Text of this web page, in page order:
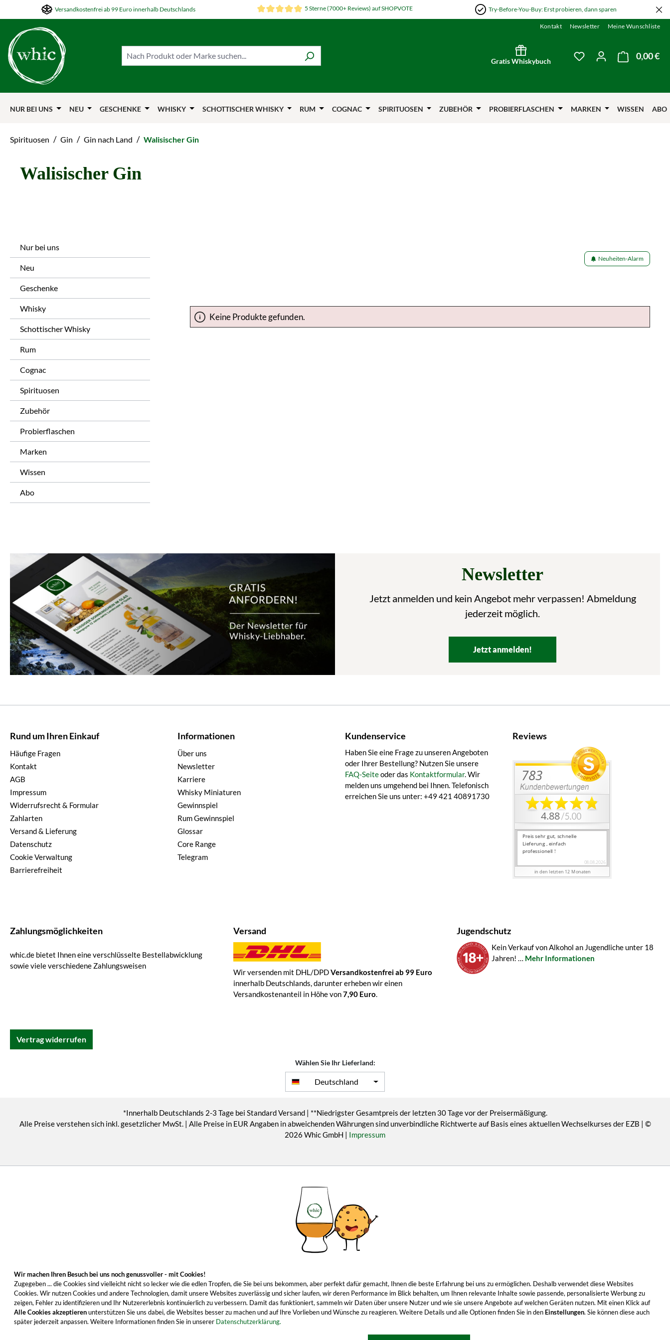
Hauptinhalt springen
Zur Suche springen
Zur Hauptnavigation springen
Versandkostenfrei ab 99 Euro innerhalb Deutschlands 5 Sterne (7000+ Reviews) auf SHOPVOTE Try-Before-You-Buy: Erst probieren, dann sparen
Kontakt Newsletter Meine Wunschliste
Gratis Whiskybuch
Du hast 0 Produkte
0,00 €
NUR BEI UNS NEU GESCHENKE WHISKY SCHOTTISCHER WHISKY RUM COGNAC SPIRITUOSEN ZUBEHÖR PROBIERFLASCHEN MARKEN WISSEN ABO
Spirituosen / Gin / Gin nach Land / Walisischer Gin
Walisischer Gin
Nur bei uns
Neu
Geschenke
Whisky
Schottischer Whisky
Rum
Cognac
Spirituosen
Zubehör
Probierflaschen
Marken
Wissen
Abo
Neuheiten-Alarm
Keine Produkte gefunden.
Newsletter
Jetzt anmelden und kein Angebot mehr verpassen! Abmeldung
jederzeit möglich.
Jetzt anmelden!
Rund um Ihren Einkauf
Häufige Fragen
Kontakt
AGB
Impressum
Widerrufsrecht & Formular
Zahlarten
Versand & Lieferung
Datenschutz
Cookie Verwaltung
Barrierefreiheit
Informationen
Über uns
Newsletter
Karriere
Whisky Miniaturen
Gewinnspiel
Rum Gewinnspiel
Glossar
Core Range
Telegram
Kundenservice
Haben Sie eine Frage zu unseren Angeboten
oder Ihrer Bestellung? Nutzen Sie unsere
FAQ-Seiteoder das Kontaktformular. Wir
melden uns umgehend bei Ihnen. Telefonisch
erreichen Sie uns unter: +49 421 40891730
Reviews
Zahlungsmöglichkeiten
whic.de bietet Ihnen eine verschlüsselte Bestellabwicklung
sowie viele verschiedene Zahlungsweisen
Versand
Wir versenden mit DHL/DPDVersandkostenfrei ab 99 Euro
innerhalb Deutschlands, darunter erheben wir einen
Versandkostenanteil in Höhe von7,90 Euro.
Jugendschutz
Kein Verkauf von Alkohol an Jugendliche unter 18
Jahren! … Mehr Informationen
Vertrag widerrufen
Wählen Sie Ihr Lieferland:
Deutschland
*Innerhalb Deutschlands 2-3 Tage bei Standard Versand | **Niedrigster Gesamtpreis der letzten 30 Tage vor der Preisermäßigung.
Alle Preise verstehen sich inkl. gesetzlicher MwSt. | Alle Preise in EUR Angaben in abweichenden Währungen sind unverbindliche Richtwerte auf Basis eines aktuellen Wechselkurses der EZB | ©
2026 Whic GmbH | Impressum
Wir machen Ihren Besuch bei uns noch genussvoller - mit Cookies!
Zugegeben ... die Cookies sind vielleicht nicht so lecker wie die edlen Tropfen, die Sie bei uns bekommen, aber perfekt dafür gemacht, Ihnen die beste Erfahrung bei uns zu ermöglichen. Deshalb verwendet diese Websites
Cookies. Wir nutzen Cookies und andere Technologien, damit unsere Websites zuverlässig und sicher laufen, wir deren Performance im Blick behalten, um Ihnen relevante Inhalte sowie passende, personalisierte Werbung zu
zeigen, Fehler zu identifizieren und Ihr Nutzererlebnis kontinuierlich zu verbessern. Damit das funktioniert, sammeln wir Daten über unsere Nutzer und wie sie unsere Angebote auf welchen Geräten nutzen. Mit einen Klick auf
Alle Cookies akzeptierenunterstützen Sie uns dabei, die Websites besser zu machen und auf Ihre Vorlieben und Wünsche zu reagieren. Weitere Details und alle Optionen finden Sie in den Einstellungen. Sie können diese auch
später jederzeit anpassen. Weitere Informationen finden Sie in unserer Datenschutzerklärung.